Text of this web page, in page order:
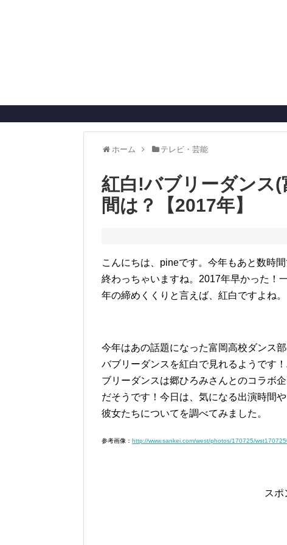
ホーム テレビ・芸能
紅白!バブリーダンス
間は？【2017年】
こんにちは、pineです。今年もあと数時
終わっちゃいますね。2017年早かった！
年の締めくくりと言えば、紅白ですよね。
今年はあの話題になった富岡高校ダンス
バブリーダンスを紅白で見れるようです
ブリーダンスは郷ひろみさんとのコラボ
だそうです！今日は、気になる出演時間や
彼女たちについてを調べてみました。
参考画像： http://www.sankei.com/west/photos/170725/
スポ